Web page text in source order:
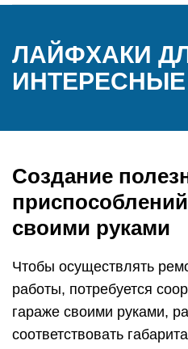
ЛАЙФХАКИ
Создание
своими руками
Чтобы осуществлять
работы, потребуется
гараже своими руками,
соответствовать